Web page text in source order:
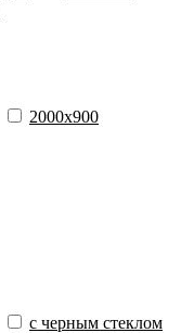
2000х900
с черным стеклом